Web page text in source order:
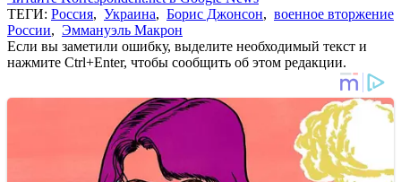
ТЕГИ: Россия, Украина, Борис Джонсон, военное вторжение
России, Эммануэль Макрон
Если вы заметили ошибку, выделите необходимый текст и
нажмите Ctrl+Enter, чтобы сообщить об этом редакции.